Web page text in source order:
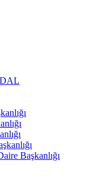
Başkanlığı